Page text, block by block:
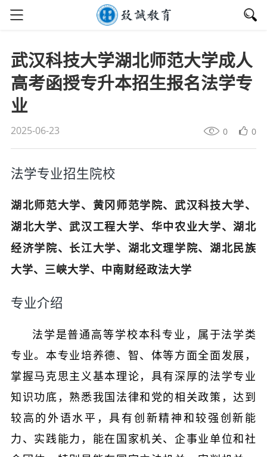
武汉科技大学湖北师范大学成人
高考函授专升本招生报名法学专
业
2025-06-23 0 0
法学专业招生院校
湖北师范大学、黄冈师范学院、武汉科技大学、
湖北大学、武汉工程大学、华中农业大学、湖北
经济学院、长江大学、湖北文理学院、湖北民族
大学、三峡大学、中南财经政法大学
专业介绍
法学是普通高等学校本科专业，属于法学类
专业。本专业培养德、智、体等方面全面发展，
掌握马克思主义基本理论，具有深厚的法学专业
知识功底，熟悉我国法律和党的相关政策，达到
较高的外语水平，具有创新精神和较强创新能
力、实践能力，能在国家机关、企事业单位和社